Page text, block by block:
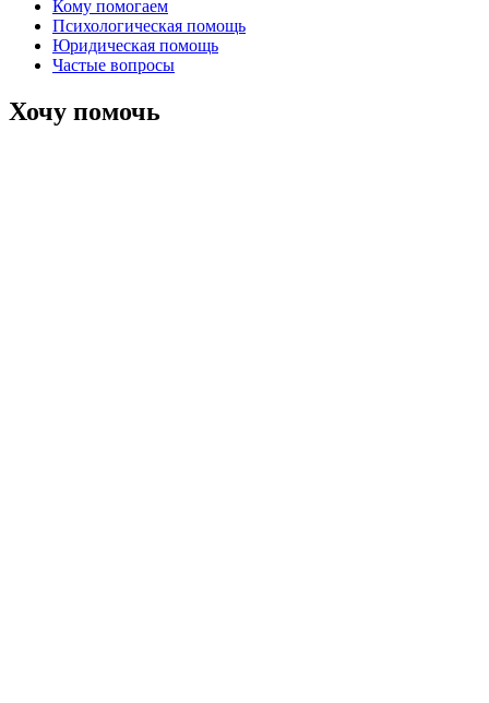
Кому помогаем
Психологическая помощь
Юридическая помощь
Частые вопросы
Хочу помочь